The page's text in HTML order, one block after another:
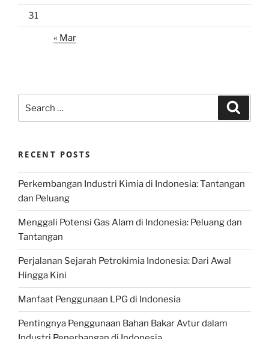
31
« Mar
for:
RECENT POSTS
Perkembangan Industri Kimia di Indonesia: Tantangan
dan Peluang
Menggali Potensi Gas Alam di Indonesia: Peluang dan
Tantangan
Perjalanan Sejarah Petrokimia Indonesia: Dari Awal
Hingga Kini
Manfaat Penggunaan LPG di Indonesia
Pentingnya Penggunaan Bahan Bakar Avtur dalam